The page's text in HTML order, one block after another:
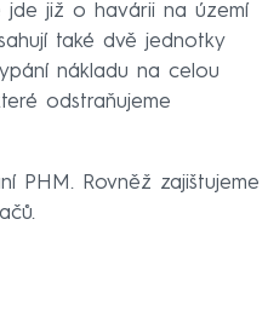
jde již o havárii na území
také dvě jednotky
nákladu na celou
odstraňujeme
PHM. Rovněž zajištujeme